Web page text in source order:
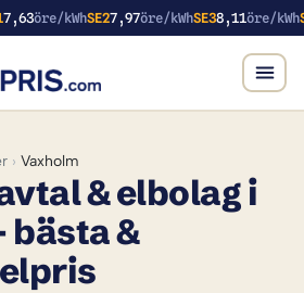
7,63öre/kWhSE27,97öre/kWhSE38,11öre/kWh
› Vaxholm
& elbolag i
bästa &